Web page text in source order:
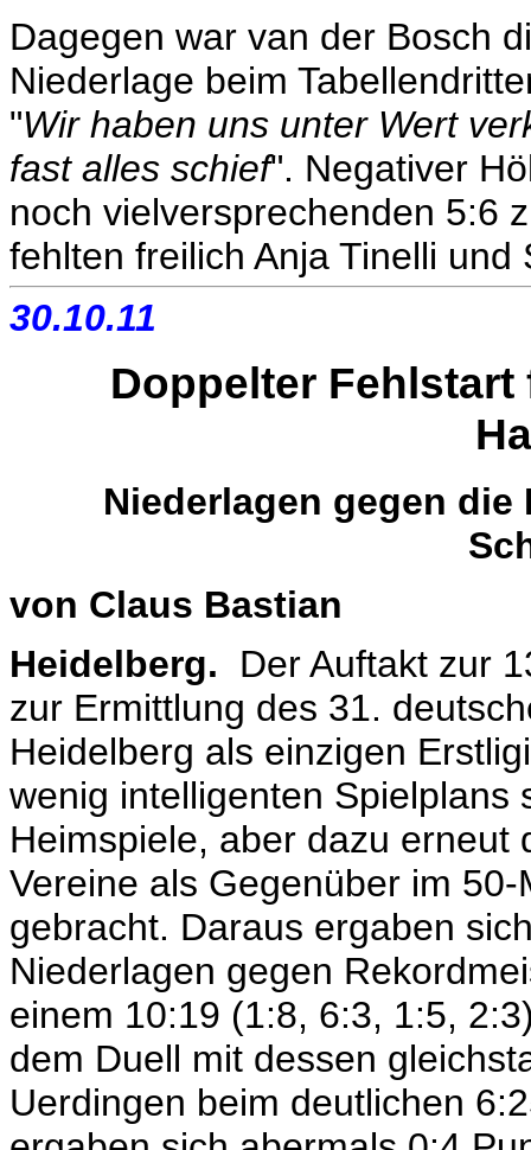
Dagegen war van der Bosch
Niederlage beim
"Wir haben uns unter Wert
fast alles schief". Negativer
noch vielversprechenden 5:6
fehlten freilich Anja Tinelli und
30.10.11
Doppelter Fehlstart
Niederlagen gegen
von Claus Bastian
Heidelberg. Der Auftakt zur
zur Ermittlung des 31.
Heidelberg als einzigen
wenig intelligenten Spielplans
Heimspiele, aber dazu erneut
Vereine als Gegenüber im
gebracht. Daraus ergaben
Niederlagen gegen
einem 10:19 (1:8, 6:3, 1:5,
dem Duell mit dessen
Uerdingen beim deutlichen